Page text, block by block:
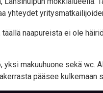
yhteydet
naapureista ei ole
makuuhuone sekä wc.
pääsee